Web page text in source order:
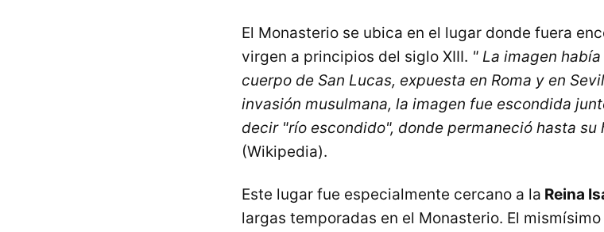
El Monasterio se ubica en el lugar donde fuera
virgen a principios del siglo XIII. " La imagen
cuerpo de San Lucas, expuesta en Roma y en
invasión musulmana, la imagen fue escondida
decir "río escondido", donde permaneció hasta
(Wikipedia).
Este lugar fue especialmente cercano a la Reina
largas temporadas en el Monasterio. El mismísimo